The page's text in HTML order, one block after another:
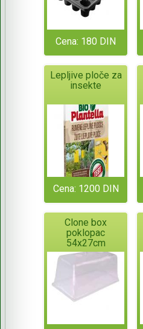
Cena: 180 DIN
Lepljive ploče za
insekte
Cena: 1200 DIN
Clone box
poklopac
54x27cm